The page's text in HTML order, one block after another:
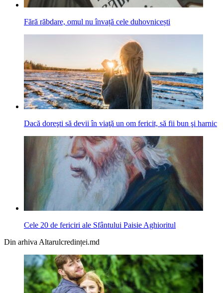
Fără răbdare, omul nu învață cele duhovnicești
Dacă doreşti să devii în viaţă un om fericit, să fii bun şi harnic
Cele 20 de fericiri ale Sfântului Paisie Aghioritul
Din arhiva Altarulcredinței.md